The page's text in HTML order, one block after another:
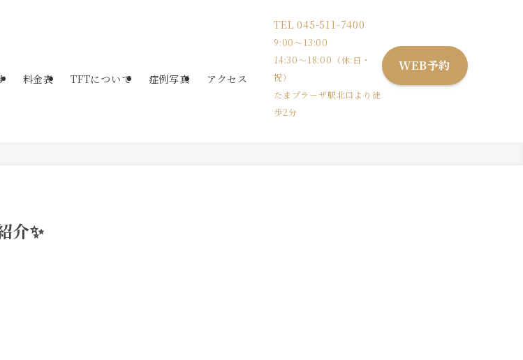
料金表 TFTについて 症例写真 アクセス
TEL 045-511-7400
9:00〜13:00
14:30〜18:00（休:日・
祝）
たまプラーザ駅北口より徒
歩2分
WEB予約
介✨